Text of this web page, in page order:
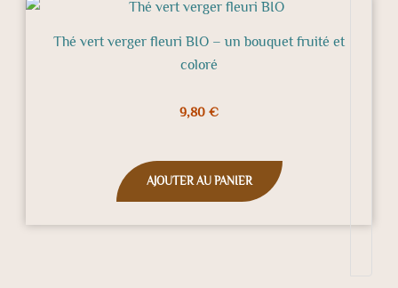
Thé vert verger fleuri BIO – un bouquet fruité et
coloré
9,80 €
AJOUTER AU PANIER